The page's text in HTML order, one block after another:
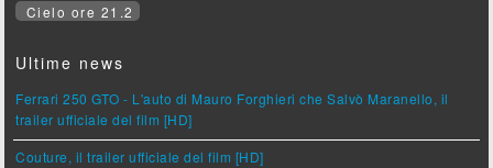
Cielo ore 21.2
Ultime news
Ferrari 250 GTO - L'auto di Mauro Forghieri che Salvò Maranello, il
trailer ufficiale del film [HD]
Couture, il trailer ufficiale del film [HD]